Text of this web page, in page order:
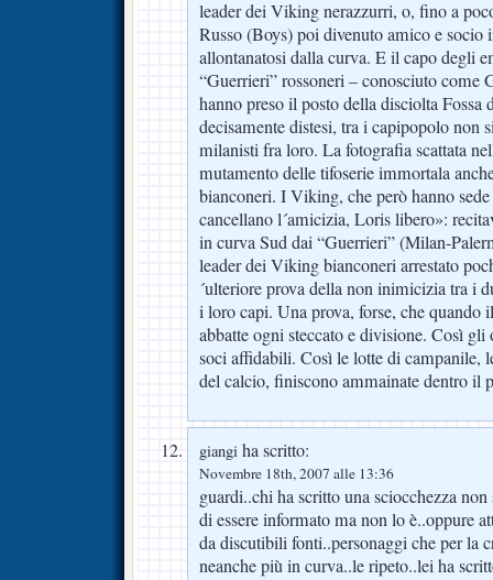
leader dei Viking nerazzurri, o, fino a
Russo (Boys) poi divenuto amico e
allontanatosi dalla curva. E il capo degli
“Guerrieri” rossoneri – conosciuto come
hanno preso il posto della disciolta
decisamente distesi, tra i capipopolo non
milanisti fra loro. La fotografia scattata
mutamento delle tifoserie immortala
bianconeri. I Viking, che però hanno
cancellano l´amicizia, Loris libero»:
in curva Sud dai “Guerrieri” (Milan-
leader dei Viking bianconeri arrestato
´ulteriore prova della non inimicizia tra i
i loro capi. Una prova, forse, che quando
abbatte ogni steccato e divisione. Così
soci affidabili. Così le lotte di campanile,
del calcio, finiscono ammainate dentro il
giangi ha scritto:
Novembre 18th, 2007 alle 13:36
guardi..chi ha scritto una sciocchezza
di essere informato ma non lo è..oppure
da discutibili fonti..personaggi che per la
neanche più in curva..le ripeto..lei ha